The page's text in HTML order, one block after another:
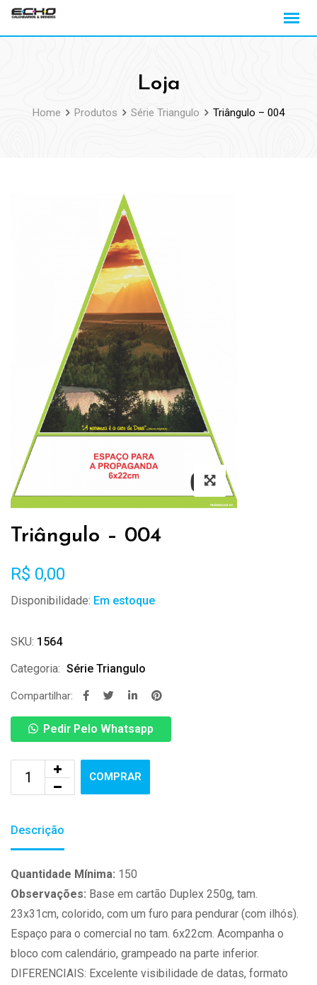
Loja
Home Produtos Série Triangulo Triângulo – 004
Triângulo – 004
R$ 0,00
Disponibilidade: Em estoque
SKU: 1564
Categoria: Série Triangulo
Compartilhar:
Pedir Pelo Whatsapp
COMPRAR
Descrição
Quantidade Mínima: 150
Observações: Base em cartão Duplex 250g, tam.
23x31cm, colorido, com um furo para pendurar (com ilhós).
Espaço para o comercial no tam. 6x22cm. Acompanha o
bloco com calendário, grampeado na parte inferior.
DIFERENCIAIS: Excelente visibilidade de datas, formato